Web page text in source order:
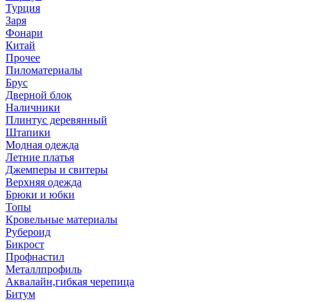
Турция
Заря
Фонари
Китай
Прочее
Пиломатериалы
Брус
Дверной блок
Наличники
Плинтус деревянный
Штапики
Модная одежда
Летние платья
Джемперы и свитеры
Верхняя одежда
Брюки и юбки
Топы
Кровельные материалы
Рубероид
Бикрост
Профнастил
Металлпрофиль
Аквалайн,гибкая черепица
Битум